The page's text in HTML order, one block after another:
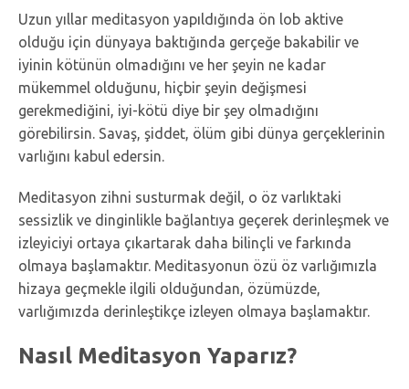
Uzun yıllar meditasyon yapıldığında ön lob aktive
olduğu için dünyaya baktığında gerçeğe bakabilir ve
iyinin kötünün olmadığını ve her şeyin ne kadar
mükemmel olduğunu, hiçbir şeyin değişmesi
gerekmediğini, iyi-kötü diye bir şey olmadığını
görebilirsin. Savaş, şiddet, ölüm gibi dünya gerçeklerinin
varlığını kabul edersin.
Meditasyon zihni susturmak değil, o öz varlıktaki
sessizlik ve dinginlikle bağlantıya geçerek derinleşmek ve
izleyiciyi ortaya çıkartarak daha bilinçli ve farkında
olmaya başlamaktır. Meditasyonun özü öz varlığımızla
hizaya geçmekle ilgili olduğundan, özümüzde,
varlığımızda derinleştikçe izleyen olmaya başlamaktır.
Nasıl Meditasyon Yaparız?